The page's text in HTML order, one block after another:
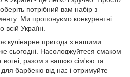
потрібний вам набір з
Ми пропонуємо конкурентні
всій Україні.
кулінарне пригода з нашими
сьогодні. Насолоджуйтеся смаком
вогні, разом з вашою сім'єю та
барбекю від нас і отримуйте